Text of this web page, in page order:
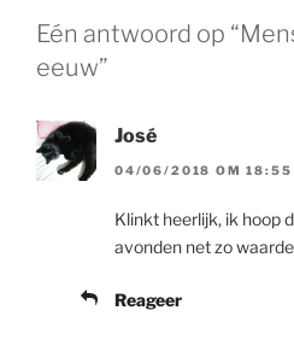
Eén antwoord op
eeuw”
José
04/06/2018 OM 18:55
Klinkt heerlijk, ik hoop
avonden net zo
Reageer